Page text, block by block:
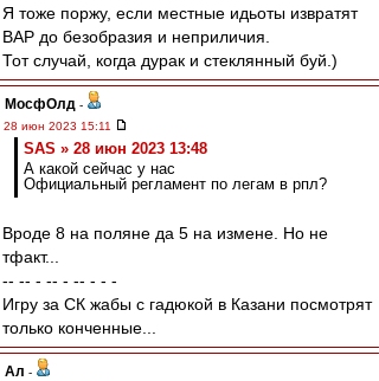
Я тоже поржу, если местные идьоты извратят
ВАР до безобразия и неприличия.
Тот случай, когда дурак и стеклянный буй.)
МосфОлд -
28 июн 2023 15:11
SAS » 28 июн 2023 13:48
А какой сейчас у нас
Официальный регламент по легам в рпл?
Вроде 8 на поляне да 5 на измене. Но не
тфакт...
-- -- - -- - -- - - -
Игру за СК жабы с гадюкой в Казани посмотрят
только конченные...
Ал -